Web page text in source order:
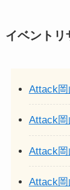
イベントリ
Attack岡
Attack
Attack
Attack